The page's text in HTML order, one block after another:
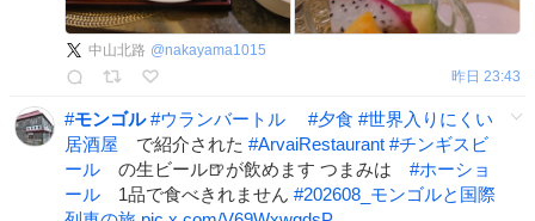
中山北路 @nakayama1015
昨日 23:43
#モンゴル #ウランバートル #夕食 #世界入りにくい
居酒屋 で紹介された #ArvaiRestaurant #チンギスビ
ール の生ビール🍺が飲めます つまみは #ホーショ
ール 1品で食べきれません #202608_モンゴルと国際